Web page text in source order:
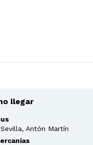
llegar
Antón Martín